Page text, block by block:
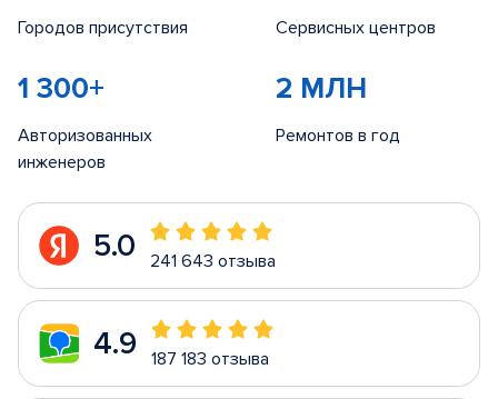
Городов присутствия Сервисных центров
1 300+
Авторизованных
инженеров
2 МЛН
Ремонтов в год
5.0 241 643 отзыва
4.9 187 183 отзыва